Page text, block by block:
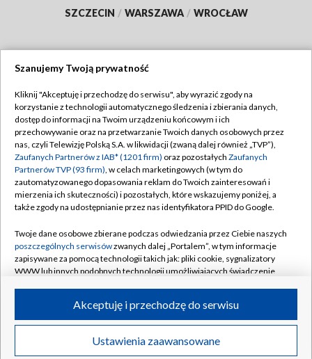
SZCZECIN / WARSZAWA / WROCŁAW
TVP
Abonament TVP
Emisja w TVP
Centrum informacji TVP
Naziemna Telewizja Cyfrowa
Rada Programowa
System NOS
Informacje o nadawcy
Program dla prasy
Ogłoszenie przetargowe
Regulamin TVP
Polityka prywatności
Moje zgody
Pomoc
Kontakt
Kanały
©2026 Telewizja Polska S.A. w likwidacji
Szanujemy Twoją prywatność
Kliknij "Akceptuję i przechodzę do serwisu", aby wyrazić zgody na
korzystanie z technologii automatycznego śledzenia i zbierania danych,
dostęp do informacji na Twoim urządzeniu końcowym i ich
przechowywanie oraz na przetwarzanie Twoich danych osobowych przez
nas, czyli Telewizję Polską S.A. w likwidacji (zwaną dalej również „TVP”),
Zaufanych Partnerów z IAB* (1201 firm) oraz pozostałych Zaufanych
Partnerów TVP (93 firm), w celach marketingowych (w tym do
zautomatyzowanego dopasowania reklam do Twoich zainteresowań i
mierzenia ich skuteczności) i pozostałych, które wskazujemy poniżej, a
także zgody na udostępnianie przez nas identyfikatora PPID do Google.
Twoje dane osobowe zbierane podczas odwiedzania przez Ciebie naszych
poszczególnych serwisówzwanych dalej „Portalem”, w tym informacje
zapisywane za pomocą technologii takich jak: pliki cookie, sygnalizatory
WWW lub innych podobnych technologii umożliwiających świadczenie
ruchu w Internecie.
Twoje dane osobowe zbierane podczas odwiedzania przez Ciebie
poszczególnych serwisówna Portalu, takie jak adresy IP, identyfikatory
Ustawienia zaawansowane
Akceptuję i przechodzę do serwisu